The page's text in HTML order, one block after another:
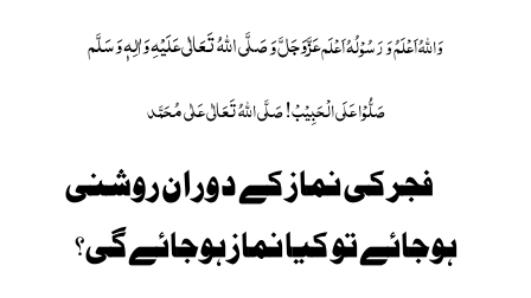
وَاللہُ اَعْلَمُ وَ رَسُوْلُہُ اَعْلَمعَزَّوَجَلَّوَصَلَّی اللّٰہُ تَعَالٰی عَلَیْہِ وَاٰلِہٖ وَسَلَّم
صَلُّوْا عَلَی الْحَبِیْبْ!صَلَّی اللہُ تَعَالٰی عَلٰی مُحَمَّد
فجر کی نماز کے دوران روشنی
ہوجائے تو کیا نماز ہوجائے گی؟